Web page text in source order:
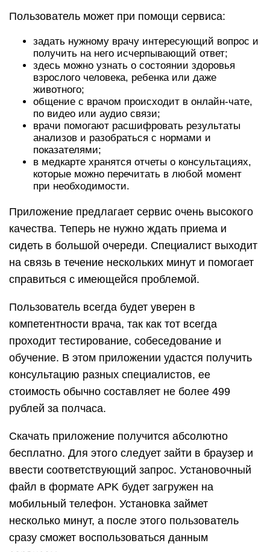
Пользователь может при помощи сервиса:
задать нужному врачу интересующий вопрос и
получить на него исчерпывающий ответ;
здесь можно узнать о состоянии здоровья
взрослого человека, ребенка или даже
животного;
общение с врачом происходит в онлайн-чате,
по видео или аудио связи;
врачи помогают расшифровать результаты
анализов и разобраться с нормами и
показателями;
в медкарте хранятся отчеты о консультациях,
которые можно перечитать в любой момент
при необходимости.
Приложение предлагает сервис очень высокого
качества. Теперь не нужно ждать приема и
сидеть в большой очереди. Специалист выходит
на связь в течение нескольких минут и помогает
справиться с имеющейся проблемой.
Пользователь всегда будет уверен в
компетентности врача, так как тот всегда
проходит тестирование, собеседование и
обучение. В этом приложении удастся получить
консультацию разных специалистов, ее
стоимость обычно составляет не более 499
рублей за полчаса.
Скачать приложение получится абсолютно
бесплатно. Для этого следует зайти в браузер и
ввести соответствующий запрос. Установочный
файл в формате APK будет загружен на
мобильный телефон. Установка займет
несколько минут, а после этого пользователь
сразу сможет воспользоваться данным